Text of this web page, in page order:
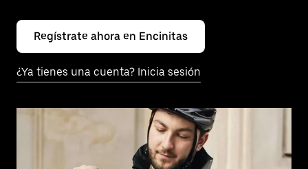
Regístrate ahora en Encinitas
¿Ya tienes una cuenta? Inicia sesión